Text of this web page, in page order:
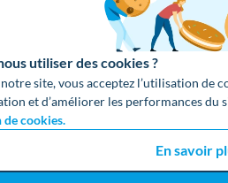
utiliser des cookies ?
site, vous acceptez l’utilisation de
et d’améliorer les performances du
cookies.
En savoir
2. Quelles sont les
notre comparatif
En tant que fournisseur
comparatif de celles-ci pour